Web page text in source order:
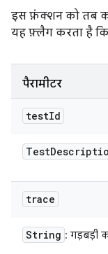
इस फ़ंक्शन को तब
यह फ़्लैग करता है कि
पैरामीटर
testId
Test
trace
String : गड़बड़ी